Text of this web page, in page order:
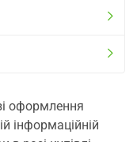
оформлення
інформаційній